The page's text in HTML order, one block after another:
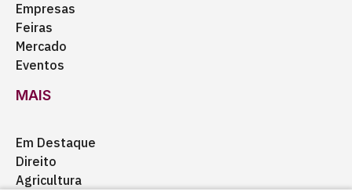
Empresas
Feiras
Mercado
Eventos
MAIS
Em Destaque
Direito
Agricultura